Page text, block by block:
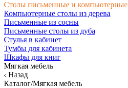
Столы письменные и компьютерные
Компьютерные столы из дерева
Письменные из сосны
Письменные столы из дуба
Стулья в кабинет
Тумбы для кабинета
Шкафы для книг
Мягкая мебель
Назад
Каталог/Мягкая мебель